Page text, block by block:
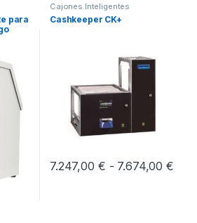
para
Cajones Inteligentes
Cashkeeper CK+
7.247,00 € - 7.674,00 €
Este producto tiene múltiples